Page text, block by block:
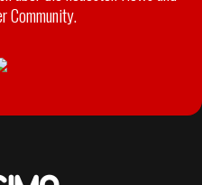
Community.